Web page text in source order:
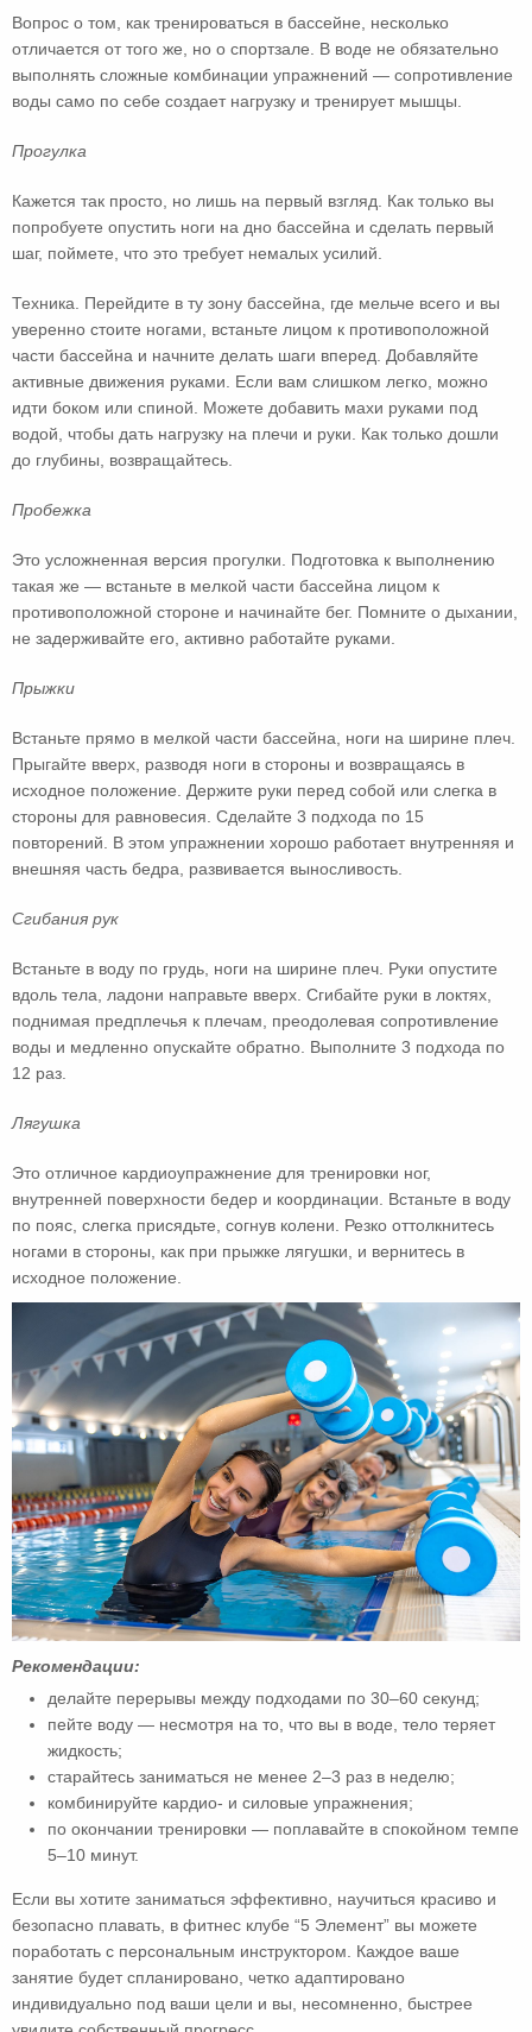
Вопрос о том, как тренироваться в бассейне, несколько
отличается от того же, но о спортзале. В воде не обязательно
выполнять сложные комбинации упражнений — сопротивление
воды само по себе создает нагрузку и тренирует мышцы.
Прогулка
Кажется так просто, но лишь на первый взгляд. Как только вы
попробуете опустить ноги на дно бассейна и сделать первый
шаг, поймете, что это требует немалых усилий.
Техника. Перейдите в ту зону бассейна, где мельче всего и вы
уверенно стоите ногами, встаньте лицом к противоположной
части бассейна и начните делать шаги вперед. Добавляйте
активные движения руками. Если вам слишком легко, можно
идти боком или спиной. Можете добавить махи руками под
водой, чтобы дать нагрузку на плечи и руки. Как только дошли
до глубины, возвращайтесь.
Пробежка
Это усложненная версия прогулки. Подготовка к выполнению
такая же — встаньте в мелкой части бассейна лицом к
противоположной стороне и начинайте бег. Помните о дыхании,
не задерживайте его, активно работайте руками.
Прыжки
Встаньте прямо в мелкой части бассейна, ноги на ширине плеч.
Прыгайте вверх, разводя ноги в стороны и возвращаясь в
исходное положение. Держите руки перед собой или слегка в
стороны для равновесия. Сделайте 3 подхода по 15
повторений. В этом упражнении хорошо работает внутренняя и
внешняя часть бедра, развивается выносливость.
Сгибания рук
Встаньте в воду по грудь, ноги на ширине плеч. Руки опустите
вдоль тела, ладони направьте вверх. Сгибайте руки в локтях,
поднимая предплечья к плечам, преодолевая сопротивление
воды и медленно опускайте обратно. Выполните 3 подхода по
12 раз.
Лягушка
Это отличное кардиоупражнение для тренировки ног,
внутренней поверхности бедер и координации. Встаньте в воду
по пояс, слегка присядьте, согнув колени. Резко оттолкнитесь
ногами в стороны, как при прыжке лягушки, и вернитесь в
исходное положение.
Рекомендации:
делайте перерывы между подходами по 30–60 секунд;
пейте воду — несмотря на то, что вы в воде, тело теряет
жидкость;
старайтесь заниматься не менее 2–3 раз в неделю;
комбинируйте кардио- и силовые упражнения;
по окончании тренировки — поплавайте в спокойном темпе
5–10 минут.
Если вы хотите заниматься эффективно, научиться красиво и
безопасно плавать, в фитнес клубе “5 Элемент” вы можете
поработать с персональным инструктором. Каждое ваше
занятие будет спланировано, четко адаптировано
индивидуально под ваши цели и вы, несомненно, быстрее